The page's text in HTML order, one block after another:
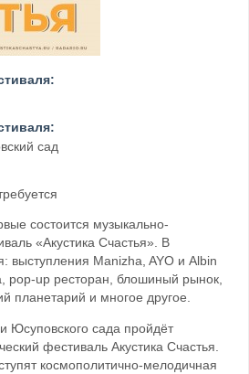
сад
состоится музыкально-
«Акустика Счастья». В
выступления Manizha, AYO и Albin
pop-up ресторан, блошиный рынок,
планетарий и многое другое.
Юсуповского сада пройдёт
фестиваль Акустика Счастья.
космополитично-мелодичная